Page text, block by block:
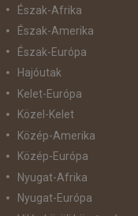
Észak-Afrika
Észak-Amerika
Észak-Európa
Hajóutak
Kelet-Európa
Közel-Kelet
Közép-Amerika
Közép-Európa
Nyugat-Afrika
Nyugat-Európa